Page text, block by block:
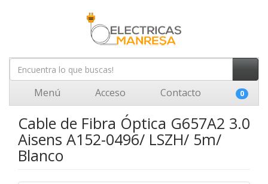
Menú Acceso Contacto 0
Cable de Fibra Óptica G657A2 3.0
Aisens A152-0496/ LSZH/ 5m/
Blanco